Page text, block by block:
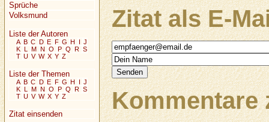
Zitat als E-
Kommentare
Sprüche
Volksmund
Liste der Autoren
A B C D E F G H I J
K L M N O P Q R S
T U V W X Y Z
Liste der Themen
A B C D E F G H I J
K L M N O P Q R S
T U V W X Y Z
Zitat einsenden